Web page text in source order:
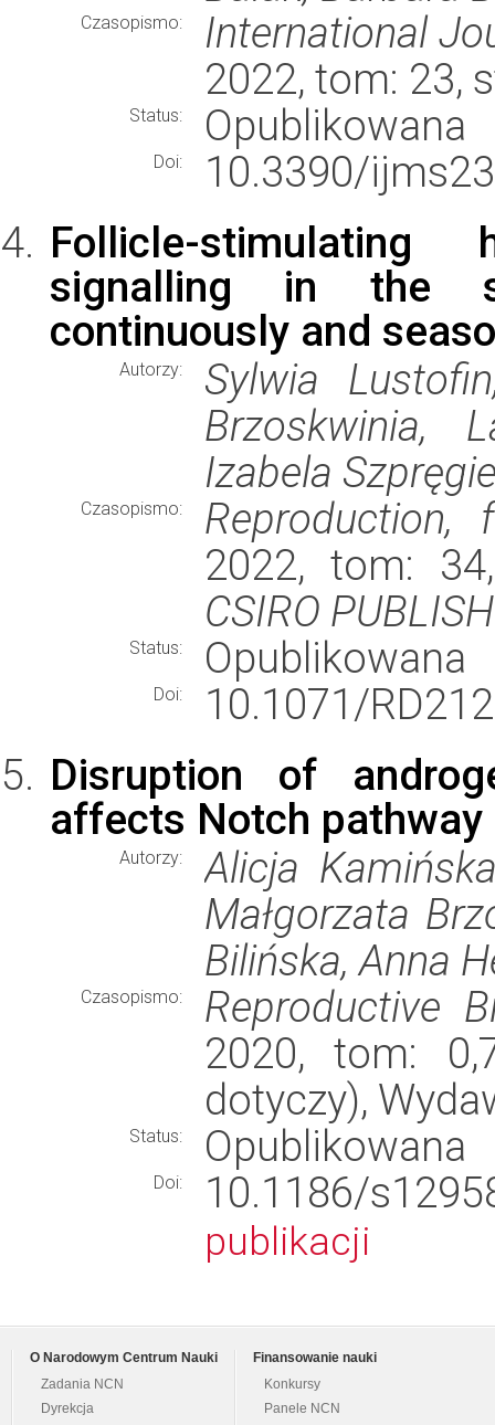
Czasopismo:
International
2022, tom: 23,
Status: Opublikowana
Doi:
10.3390/
Follicle-
signalling in the
continuously and
Autorzy:
Sylwia
Brzoskwinia,
Izabela
Czasopismo:
Reproduction,
2022, tom:
CSIRO
Status: Opublikowana
Doi:
10.1071/
Disruption of
affects Notch
Autorzy:
Alicja
Małgorzata
Bilińska, Anna
Czasopismo:
Reproductive
2020, tom:
dotyczy),
Status: Opublikowana
Doi: 10.1186/
publikacji
O Narodowym Centrum Nauki
Zadania NCN
Dyrekcja
Finansowanie nauki
Konkursy
Panele NCN